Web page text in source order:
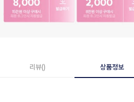
리뷰() 상품정보